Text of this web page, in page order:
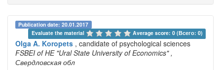
Publication date: 20.01.2017
Evaluate the material
Average score: 0 (Всего: 0)
Olga A. Koropets , candidate of psychological sciences
FSBEI of HE "Ural State University of Economics" ,
Свердловская обл